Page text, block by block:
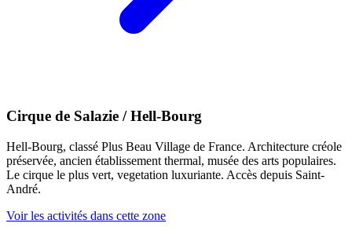
Cirque de Salazie / Hell-Bourg
Hell-Bourg, classé Plus Beau Village de France. Architecture créole
préservée, ancien établissement thermal, musée des arts populaires.
Le cirque le plus vert, vegetation luxuriante. Accès depuis Saint-
André.
Voir les activités dans cette zone